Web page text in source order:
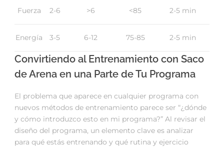
Fuerza 2-6 >6 <85 2-5 min
Energía 3-5 6-12 75-85 2-5 min
Convirtiendo al Entrenamiento con Saco
de Arena en una Parte de Tu Programa
El problema que aparece en cualquier programa con
nuevos métodos de entrenamiento parece ser “¿dónde
y cómo introduzco esto en mi programa?” Al revisar el
diseño del programa, un elemento clave es analizar
para qué estás entrenando y qué rutina y ejercicio